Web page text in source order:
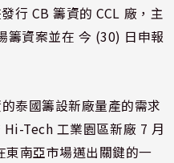
行 CB 籌資的 CCL 廠，主
籌資案並在 今 (30) 日申報
泰國籌設新廠量產的需求
Tech 工業園區新廠 7 月
東南亞市場邁出關鍵的一